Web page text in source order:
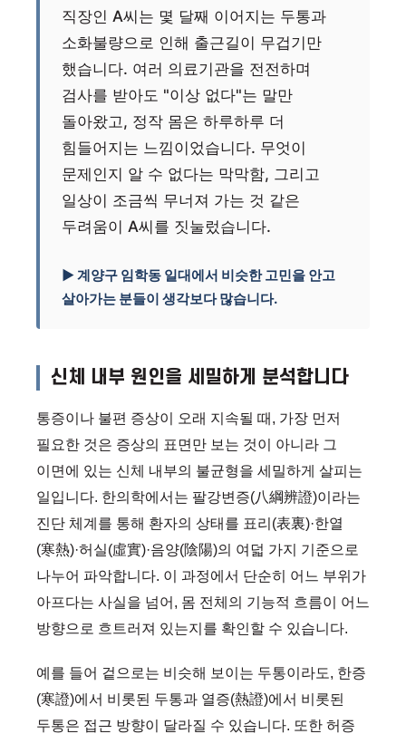
직장인 A씨는 몇 달째 이어지는 두통과
소화불량으로 인해 출근길이 무겁기만
했습니다. 여러 의료기관을 전전하며
검사를 받아도 "이상 없다"는 말만
돌아왔고, 정작 몸은 하루하루 더
힘들어지는 느낌이었습니다. 무엇이
문제인지 알 수 없다는 막막함, 그리고
일상이 조금씩 무너져 가는 것 같은
두려움이 A씨를 짓눌렀습니다.
▶ 계양구 임학동 일대에서 비슷한 고민을 안고
살아가는 분들이 생각보다 많습니다.
신체 내부 원인을 세밀하게 분석합니다
통증이나 불편 증상이 오래 지속될 때, 가장 먼저
필요한 것은 증상의 표면만 보는 것이 아니라 그
이면에 있는 신체 내부의 불균형을 세밀하게 살피는
일입니다. 한의학에서는 팔강변증(八綱辨證)이라는
진단 체계를 통해 환자의 상태를 표리(表裏)·한열
(寒熱)·허실(虛實)·음양(陰陽)의 여덟 가지 기준으로
나누어 파악합니다. 이 과정에서 단순히 어느 부위가
아프다는 사실을 넘어, 몸 전체의 기능적 흐름이 어느
방향으로 흐트러져 있는지를 확인할 수 있습니다.
예를 들어 겉으로는 비슷해 보이는 두통이라도, 한증
(寒證)에서 비롯된 두통과 열증(熱證)에서 비롯된
두통은 접근 방향이 달라질 수 있습니다. 또한 허증